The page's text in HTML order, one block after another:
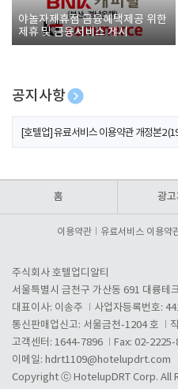
야놀자제휴점 금융혜택제공 위한
제휴 및 금융서비스 게시
공지사항
[호텔업] 개인정보 처리방침 개정본1
[호텔업] 유료서비스 이용약관 개정본2
홈 광
이용약관 유료서비스 이용약
주식회사 호텔업디알티
서울특별시 금천구 가산동 691 대륭테
대표이사: 이송주
사업자등록번호:
통신판매업신고: 서울금천-1204 호
고객센터: 1644-7896
Fax: 02-2225-
이메일: hdrt1109@hotelupdrt.com
Copyright ⓒ HotelupDRT Corp. All